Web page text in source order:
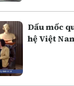
Dấu mốc
hệ Việt